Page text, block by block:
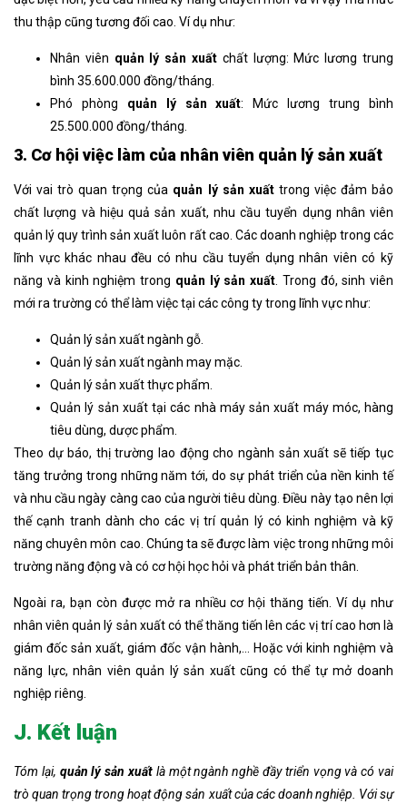
thu thập cũng tương đối cao. Ví dụ như:
Nhân viên quản lý sản xuất chất lượng: Mức lương trung
bình 35.600.000 đồng/tháng.
Phó phòng quản lý sản xuất: Mức lương trung bình
25.500.000 đồng/tháng.
3. Cơ hội việc làm của nhân viên quản lý sản xuất
Với vai trò quan trọng của quản lý sản xuấttrong việc đảm bảo
chất lượng và hiệu quả sản xuất, nhu cầu tuyển dụng nhân viên
quản lý quy trình sản xuất luôn rất cao. Các doanh nghiệp trong các
lĩnh vực khác nhau đều có nhu cầu tuyển dụng nhân viên có kỹ
năng và kinh nghiệm trong quản lý sản xuất. Trong đó, sinh viên
mới ra trường có thể làm việc tại các công ty trong lĩnh vực như:
Quản lý sản xuất ngành gỗ.
Quản lý sản xuất ngành may mặc.
Quản lý sản xuất thực phẩm.
Quản lý sản xuất tại các nhà máy sản xuất máy móc, hàng
tiêu dùng, dược phẩm.
Theo dự báo, thị trường lao động cho ngành sản xuất sẽ tiếp tục
tăng trưởng trong những năm tới, do sự phát triển của nền kinh tế
và nhu cầu ngày càng cao của người tiêu dùng. Điều này tạo nên lợi
thế cạnh tranh dành cho các vị trí quản lý có kinh nghiệm và kỹ
năng chuyên môn cao. Chúng ta sẽ được làm việc trong những môi
trường năng động và có cơ hội học hỏi và phát triển bản thân.
Ngoài ra, bạn còn được mở ra nhiều cơ hội thăng tiến. Ví dụ như
nhân viên quản lý sản xuất có thể thăng tiến lên các vị trí cao hơn là
giám đốc sản xuất, giám đốc vận hành,… Hoặc với kinh nghiệm và
năng lực, nhân viên quản lý sản xuất cũng có thể tự mở doanh
nghiệp riêng.
J. Kết luận
Tóm lại, quản lý sản xuất là một ngành nghề đầy triển vọng và có vai
trò quan trọng trong hoạt động sản xuất của các doanh nghiệp. Với sự